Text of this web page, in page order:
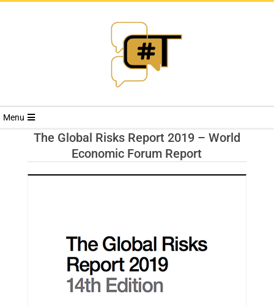
RIVISTA
TRENDS
Menu
The Global Risks Report 2019 – World
Economic Forum Report